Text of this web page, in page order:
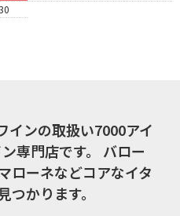
インの取扱い7000アイ
専門店です。
バロー
ローネなどコアなイタ
つかります。